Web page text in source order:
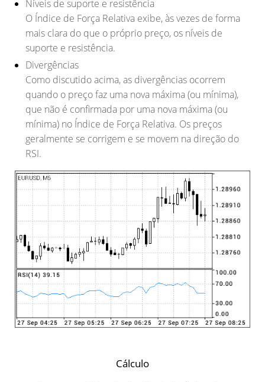
Níveis de suporte e resistência
O Índice de Força Relativa exibe, às vezes de forma
mais clara do que o próprio preço, os níveis de
suporte e resistência.
Divergências
Como discutido acima, as divergências ocorrem
quando o preço faz uma nova máxima (ou mínima),
que não é confirmada por uma nova máxima (ou
mínima) no Índice de Força Relativa. Os preços
geralmente se corrigem e se movem na direção do
RSI.
Cálculo